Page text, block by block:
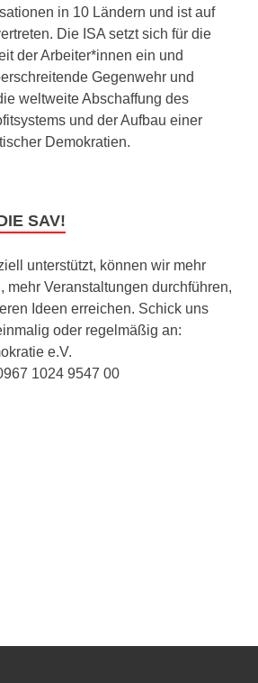
in 10 Ländern und ist auf
Die ISA setzt sich für die
der Arbeiter*innen ein und
Gegenwehr und
weltweite Abschaffung des
und der Aufbau einer
Demokratien.
SAV!
unterstützt, können wir mehr
mehr Veranstaltungen durchführen,
Ideen erreichen. Schick uns
oder regelmäßig an:
e.V.
1024 9547 00